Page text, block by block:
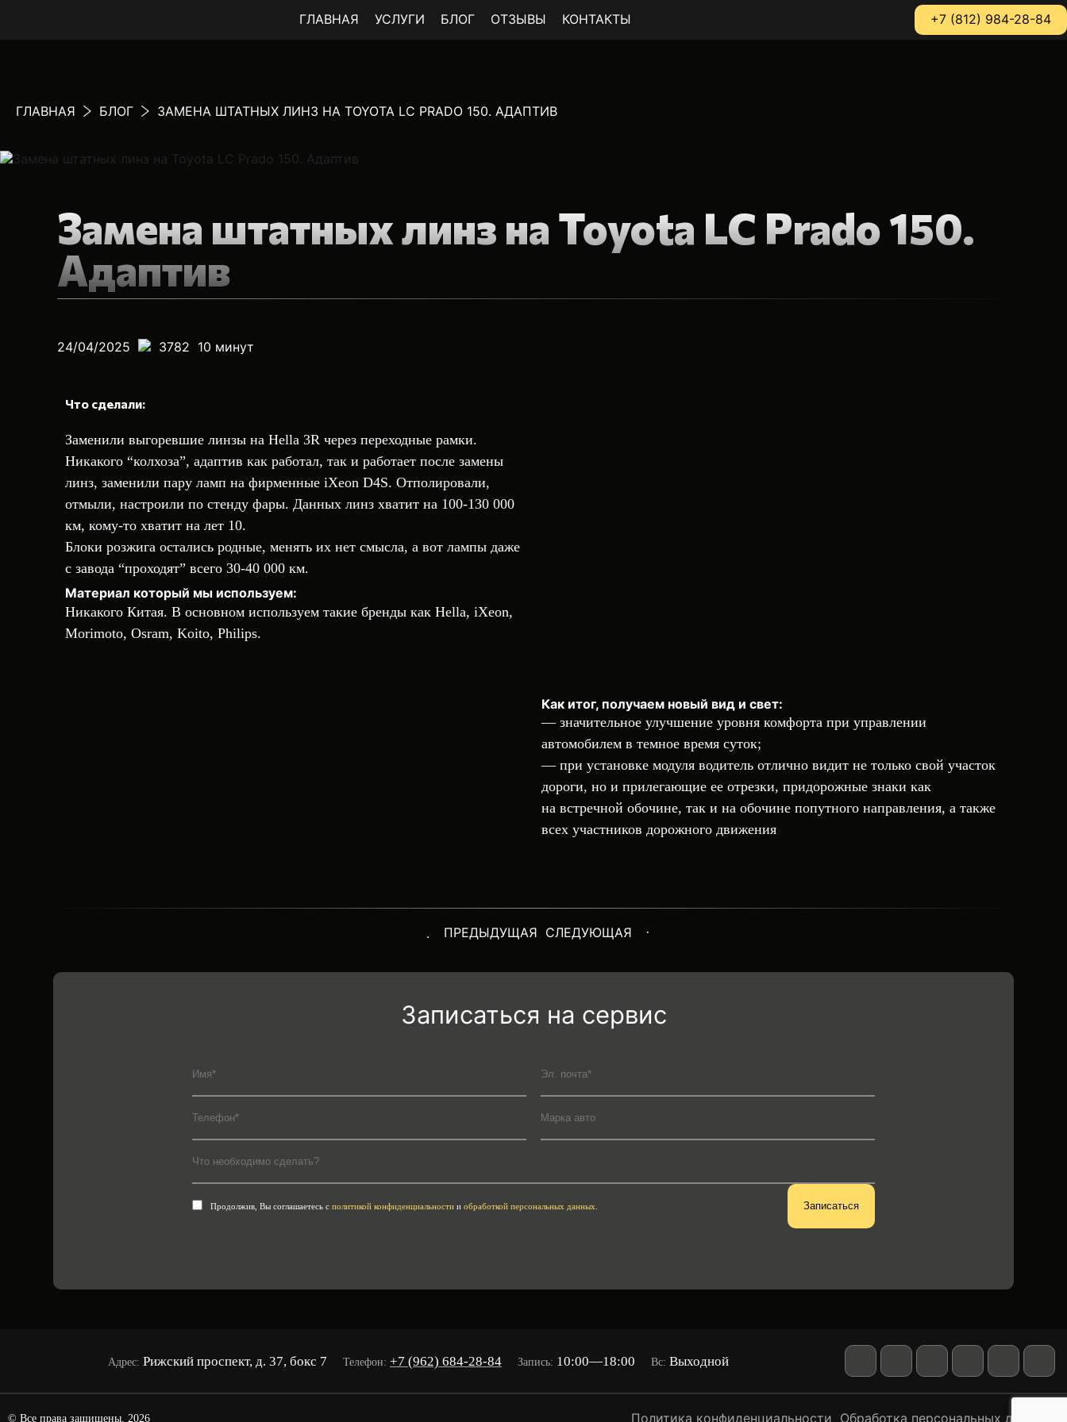
ГЛАВНАЯ УСЛУГИ БЛОГ ОТЗЫВЫ КОНТАКТЫ +7 (812) 984-28-84
ГЛАВНАЯ БЛОГ ЗАМЕНА ШТАТНЫХ ЛИНЗ НА TOYOTA LC PRADO 150. АДАПТИВ
Замена штатных линз на Toyota LC Prado 150.
Адаптив
24/04/2025 3782 10 минут
Что сделали:
Заменили выгоревшие линзы на Hella 3R через переходные рамки.
Никакого “колхоза”, адаптив как работал, так и работает после замены
линз, заменили пару ламп на фирменные iXeon D4S. Отполировали,
отмыли, настроили по стенду фары. Данных линз хватит на 100-130 000
км, кому-то хватит на лет 10.
Блоки розжига остались родные, менять их нет смысла, а вот лампы даже
с завода “проходят” всего 30-40 000 км.
Материал который мы используем:
Никакого Китая. В основном используем такие бренды как Hella, iXeon,
Morimoto, Osram, Koito, Philips.
Как итог, получаем новый вид и свет:
— значительное улучшение уровня комфорта при управлении
автомобилем в темное время суток;
— при установке модуля водитель отлично видит не только свой участок
дороги, но и прилегающие ее отрезки, придорожные знаки как
на встречной обочине, так и на обочине попутного направления, а также
всех участников дорожного движения
ПРЕДЫДУЩАЯ СЛЕДУЮЩАЯ
Записаться на сервис
Продолжив, Вы соглашаетесь с политикой конфиденциальностии обработкой персональных данных
Адрес: Рижский проспект, д. 37, бокс 7 Телефон: +7 (962) 684-28-84 Запись: 10:00—18:00 Вс: Выходной
© Все права защищены. 2026 Политика конфиденциальности Обработка персональных данных